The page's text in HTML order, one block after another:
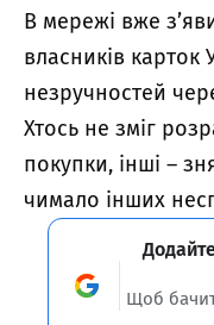
В мережі вже
власників карток
незручностей
Хтось не зміг
покупки, інші –
чимало інших
Щоб